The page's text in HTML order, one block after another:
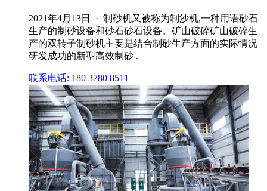
2021年4月13日 · 制砂机又被称为制沙机,一种用语砂石
生产的制砂设备和砂石砂石设备。矿山破碎矿山破碎生
产的双转子制砂机主要是结合制砂生产方面的实际情况
研发成功的新型高效制砂 .
联系电话: 180 3780 8511